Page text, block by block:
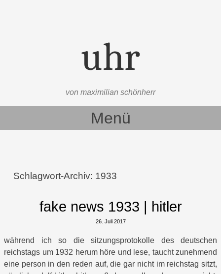
uhr
von maximilian schönherr
Menü
Schlagwort-Archiv: 1933
fake news 1933 | hitler
26. Juli 2017
während ich so die sitzungsprotokolle des deutschen
reichstags um 1932 herum höre und lese, taucht zunehmend
eine person in den reden auf, die gar nicht im reichstag sitzt,